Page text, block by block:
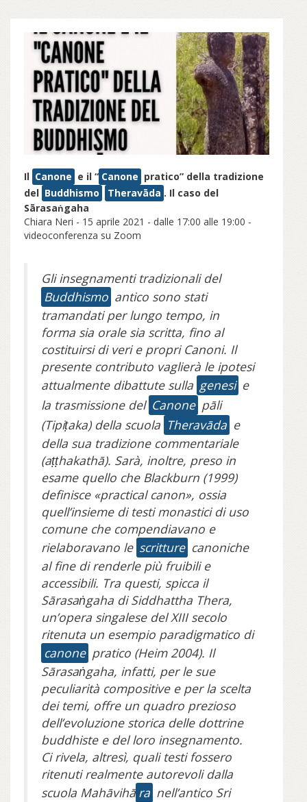
Il Canone e il “ Canone pratico” della tradizione
del Buddhismo Theravāda . Il caso del
Sārasaṅgaha
Chiara Neri - 15 aprile 2021 - dalle 17:00 alle 19:00 -
videoconferenza su Zoom
Gli insegnamenti tradizionali del
Buddhismo antico sono stati
tramandati per lungo tempo, in
forma sia orale sia scritta, fino al
costituirsi di veri e propri Canoni. Il
presente contributo vaglierà le ipotesi
attualmente dibattute sulla genesi e
la trasmissione del Canone pāli
(Tipiṭaka) della scuola Theravāda e
della sua tradizione commentariale
(aṭṭhakathā). Sarà, inoltre, preso in
esame quello che Blackburn (1999)
definisce «practical canon», ossia
quell’insieme di testi monastici di uso
comune che compendiavano e
rielaboravano le scritture canoniche
al fine di renderle più fruibili e
accessibili. Tra questi, spicca il
Sārasaṅgaha di Siddhattha Thera,
un’opera singalese del XIII secolo
ritenuta un esempio paradigmatico di
canone pratico (Heim 2004). Il
Sārasaṅgaha, infatti, per le sue
peculiarità compositive e per la scelta
dei temi, offre un quadro prezioso
dell’evoluzione storica delle dottrine
buddhiste e del loro insegnamento.
Ci rivela, altresì, quali testi fossero
ritenuti realmente autorevoli dalla
scuola Mahāvihā ra nell’antico Sri